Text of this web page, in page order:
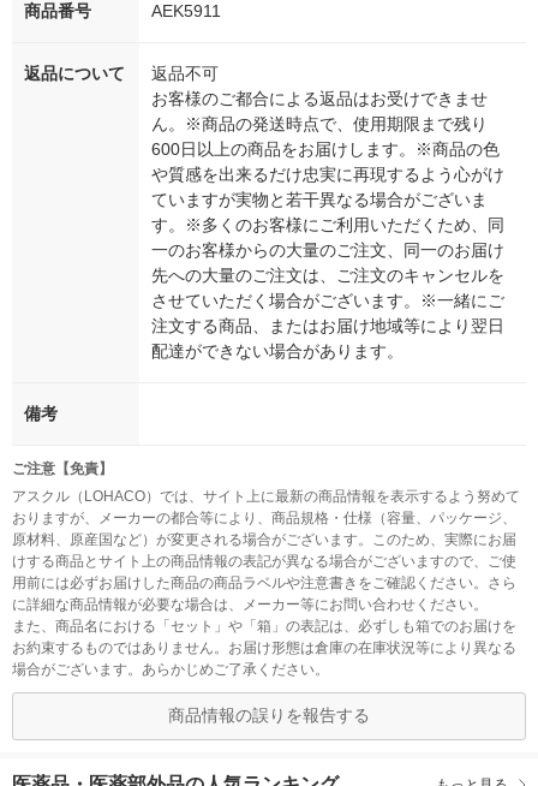
商品番号 AEK5911
返品について
返品不可
お客様のご都合による返品はお受けできませ
ん。※商品の発送時点で、使用期限まで残り
600日以上の商品をお届けします。※商品の色
や質感を出来るだけ忠実に再現するよう心がけ
ていますが実物と若干異なる場合がございま
す。※多くのお客様にご利用いただくため、同
一のお客様からの大量のご注文、同一のお届け
先への大量のご注文は、ご注文のキャンセルを
させていただく場合がございます。※一緒にご
注文する商品、またはお届け地域等により翌日
配達ができない場合があります。
備考
ご注意【免責】
アスクル（LOHACO）では、サイト上に最新の商品情報を表示するよう努めて
おりますが、メーカーの都合等により、商品規格・仕様（容量、パッケージ、
原材料、原産国など）が変更される場合がございます。このため、実際にお届
けする商品とサイト上の商品情報の表記が異なる場合がございますので、ご使
用前には必ずお届けした商品の商品ラベルや注意書きをご確認ください。さら
に詳細な商品情報が必要な場合は、メーカー等にお問い合わせください。
また、商品名における「セット」や「箱」の表記は、必ずしも箱でのお届けを
お約束するものではありません。お届け形態は倉庫の在庫状況等により異なる
場合がございます。あらかじめご了承ください。
商品情報の誤りを報告する